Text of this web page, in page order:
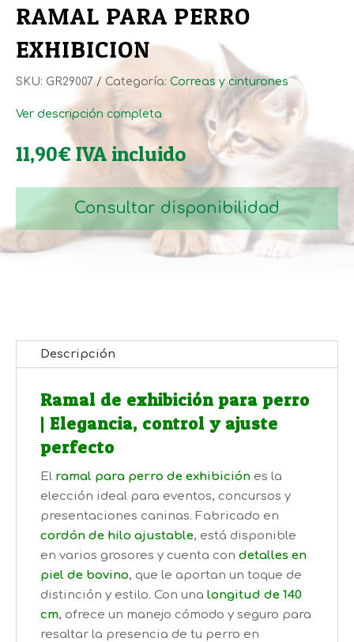
RAMAL PARA PERRO
EXHIBICION
SKU: GR29007 Categoría: Correas y cinturones
Ver descripción completa
11,90€ IVA incluido
Consultar disponibilidad
Descripción
Ramal de exhibición para perro
| Elegancia, control y ajuste
perfecto
El ramal para perro de exhibición es la
elección ideal para eventos, concursos y
presentaciones caninas. Fabricado en
cordón de hilo ajustable, está disponible
en varios grosores y cuenta con detalles en
piel de bovino, que le aportan un toque de
distinción y estilo. Con una longitud de 140
cm, ofrece un manejo cómodo y seguro para
resaltar la presencia de tu perro en